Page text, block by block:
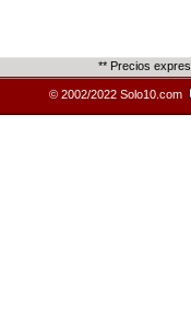
** Precios
© 2002/2022 Solo10.com